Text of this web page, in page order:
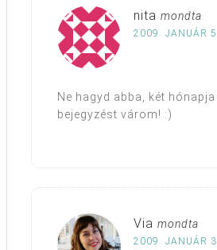
nita mondta
2009. JANUÁR
Ne hagyd abba, két hónapja
bejegyzést várom! :)
Via mondta
2009. JANUÁR